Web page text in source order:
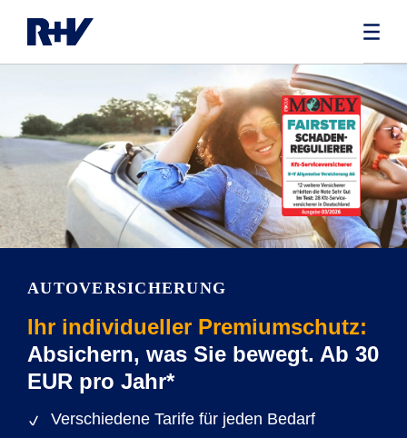
AUTOVERSICHERUNG
Ihr individueller Premiumschutz:
Absichern, was Sie bewegt. Ab 30
EUR pro Jahr*
Verschiedene Tarife für jeden Bedarf